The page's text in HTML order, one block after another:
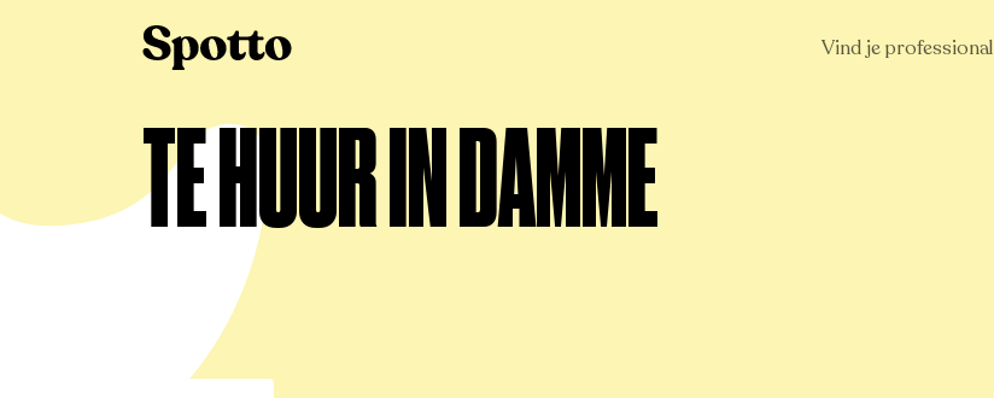
Vind je professional
TE HUUR IN DAMME